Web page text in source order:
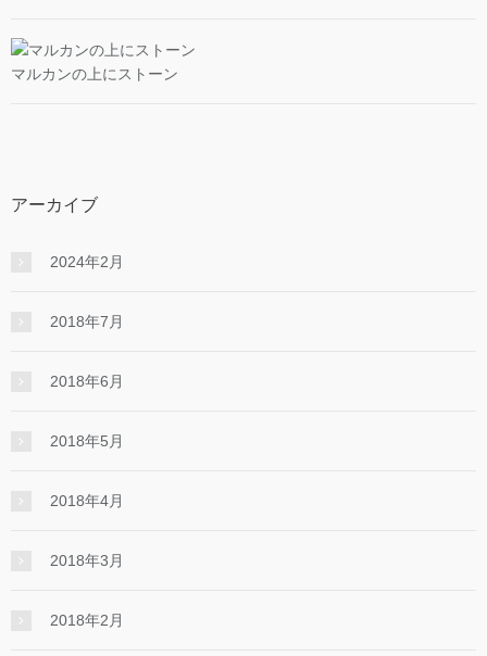
マルカンの上にストーン
アーカイブ
2024年2月
2018年7月
2018年6月
2018年5月
2018年4月
2018年3月
2018年2月